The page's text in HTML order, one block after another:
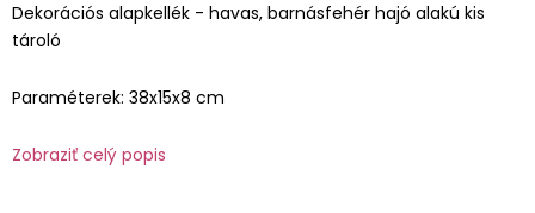
Dekorációs alapkellék - havas, barnásfehér hajó alakú kis
tároló
Paraméterek: 38x15x8 cm
Zobraziť celý popis